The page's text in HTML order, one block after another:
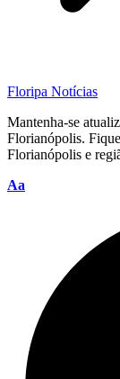
Floripa Notícias
Mantenha-se
Florianópolis.
Florianópolis e
Font
Aa